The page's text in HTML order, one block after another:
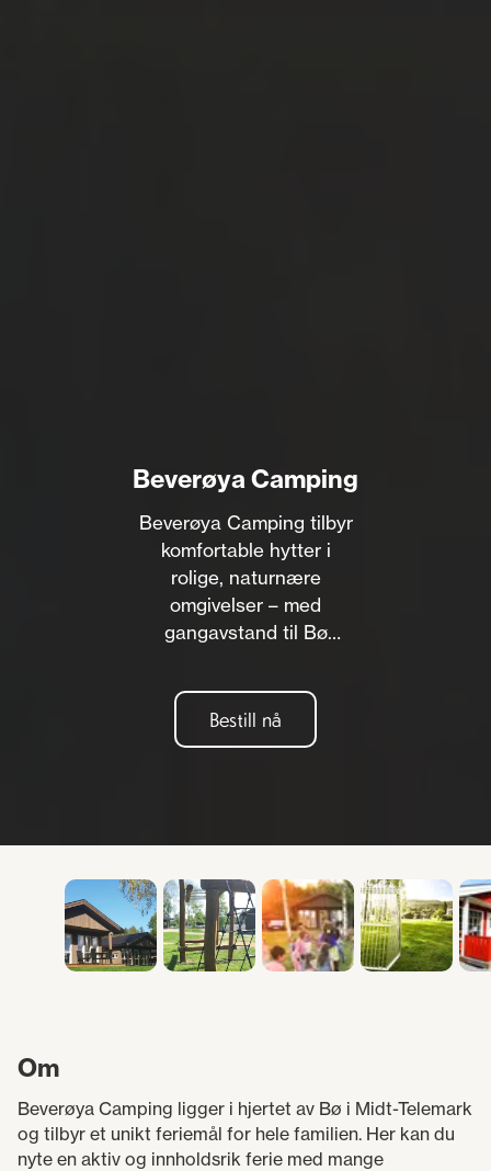
Beverøya Camping
Beverøya Camping tilbyr
komfortable hytter i
rolige, naturnære
omgivelser – med
gangavstand til Bø
for deg som ønsker
avslapning, enkel komfort
og kort vei til det meste.
Bestill nå
Om
Beverøya Camping ligger i hjertet av Bø i Midt-Telemark
og tilbyr et unikt feriemål for hele familien. Her kan du
nyte en aktiv og innholdsrik ferie med mange